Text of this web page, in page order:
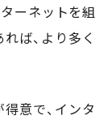
ーネットを組
ば、より多く
意で、インタ